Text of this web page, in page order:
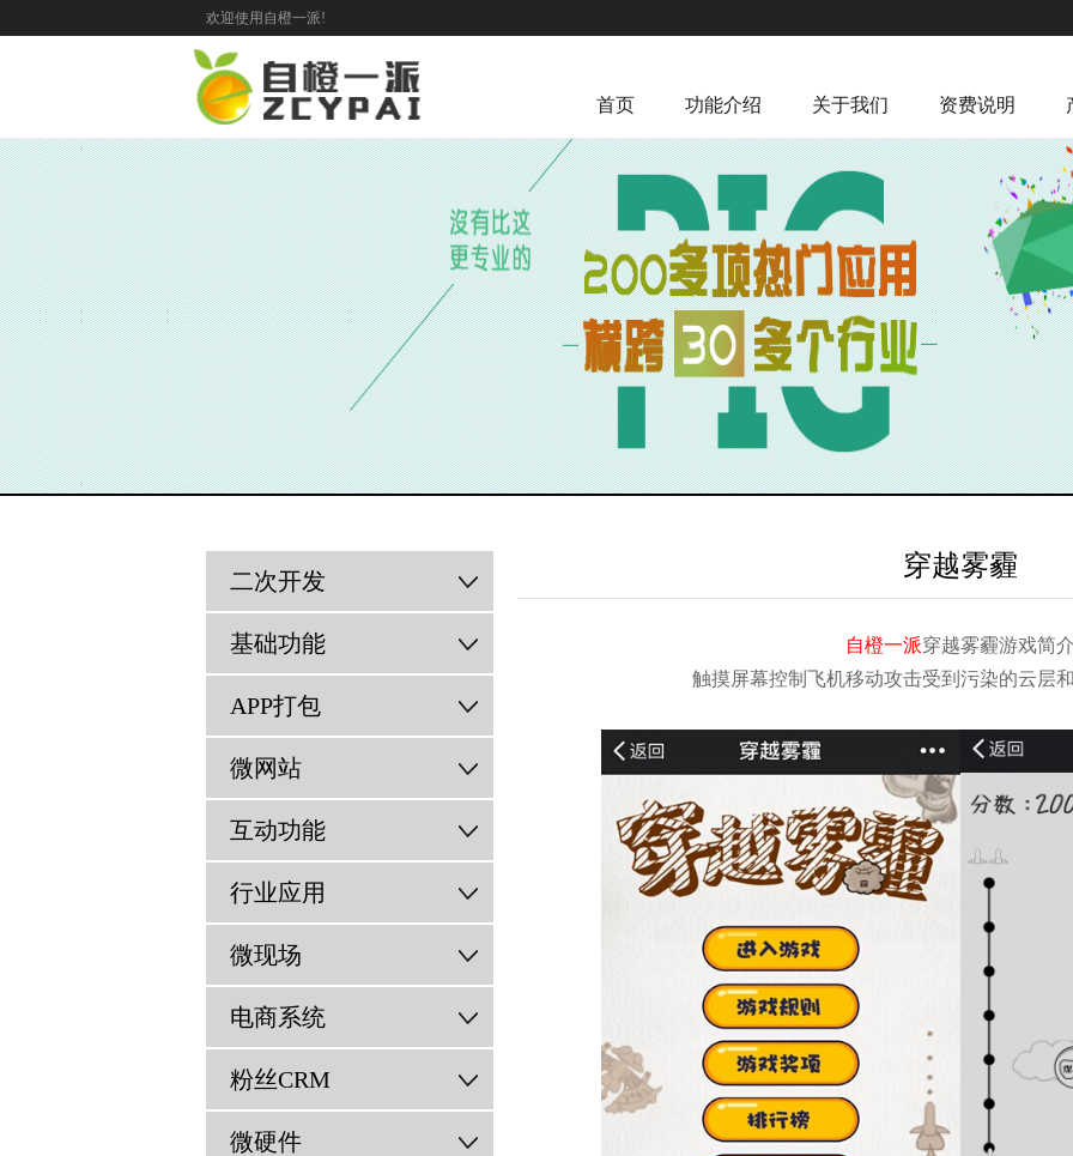
欢迎使用自橙一派!
首页 功能介绍 关于我们 资费说明
二次开发
基础功能
APP打包
微网站
互动功能
行业应用
微现场
电商系统
粉丝CRM
微硬件
穿越雾霾
自橙一派穿越雾霾游戏简
触摸屏幕控制飞机移动攻击受到污染的云层